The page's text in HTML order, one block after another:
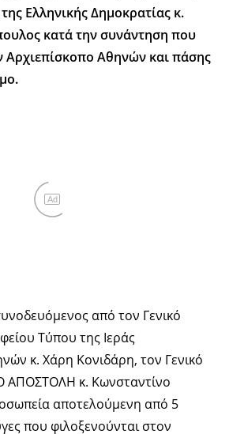
Ελληνικής Δημοκρατίας κ.
κατά την συνάντηση που
Αρχιεπίσκοπο Αθηνών και πάσης
Ad
από τον Γενικό
Τύπου της Ιεράς
κ. Χάρη Κονιδάρη, τον Γενικό
ΑΠΟΣΤΟΛΗ κ. Κωνσταντίνο
αποτελούμενη από 5
που φιλοξενούνται στον